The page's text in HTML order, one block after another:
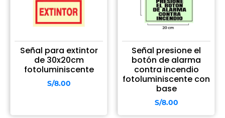
Señal para extintor
de 30x20cm
fotoluminiscente
S/8.00
Señal presione el
botón de alarma
contra incendio
fotoluminiscente con
base
S/8.00